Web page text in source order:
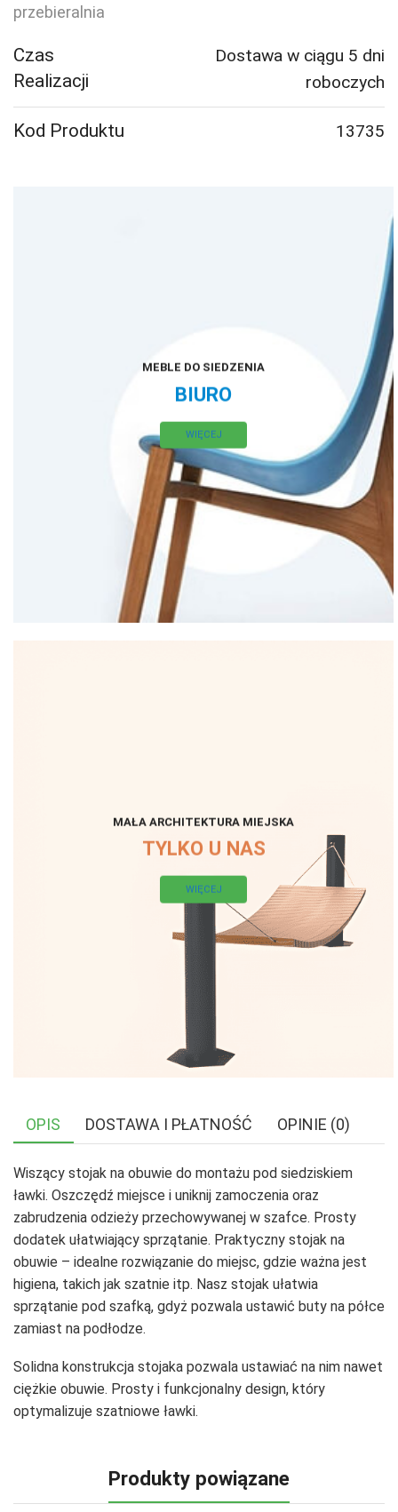
przebieralnia
Czas
Realizacji
Dostawa w ciągu 5 dni
roboczych
Kod Produktu 13735
MEBLE DO SIEDZENIA
BIURO
WIĘCEJ
MAŁA ARCHITEKTURA MIEJSKA
TYLKO U NAS
WIĘCEJ
OPIS DOSTAWA I PŁATNOŚĆ OPINIE (0)
Wiszący stojak na obuwie do montażu pod siedziskiem
ławki. Oszczędź miejsce i uniknij zamoczenia oraz
zabrudzenia odzieży przechowywanej w szafce. Prosty
dodatek ułatwiający sprzątanie. Praktyczny stojak na
obuwie – idealne rozwiązanie do miejsc, gdzie ważna jest
higiena, takich jak szatnie itp. Nasz stojak ułatwia
sprzątanie pod szafką, gdyż pozwala ustawić buty na półce
zamiast na podłodze.
Solidna konstrukcja stojaka pozwala ustawiać na nim nawet
ciężkie obuwie. Prosty i funkcjonalny design, który
optymalizuje szatniowe ławki.
Produkty powiązane